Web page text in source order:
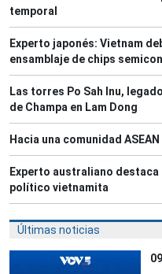
temporal
Experto japonés: Vietnam
ensamblaje de chips
Las torres Po Sah Inu,
de Champa en Lam Dong
Hacia una comunidad
Experto australiano
político vietnamita
Últimas noticias